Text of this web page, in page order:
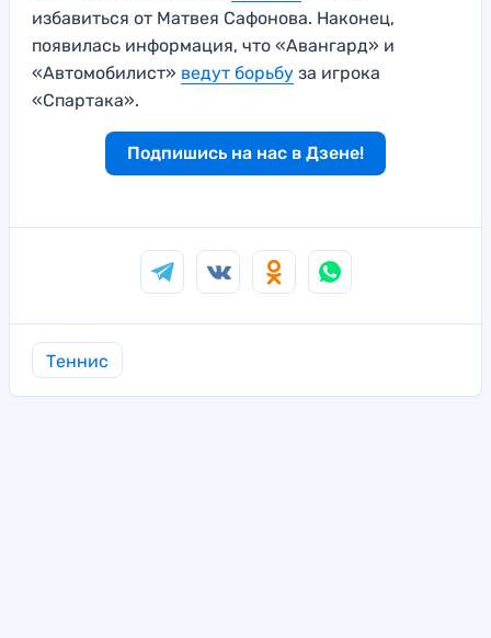
избавиться от Матвея Сафонова. Наконец,
появилась информация, что «Авангард» и
«Автомобилист» ведут борьбу за игрока
«Спартака».
Подпишись на нас в Дзене!
Теннис